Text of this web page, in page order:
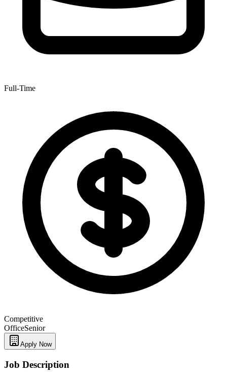
Full-Time
Competitive
OfficeSenior
Apply Now
Job Description